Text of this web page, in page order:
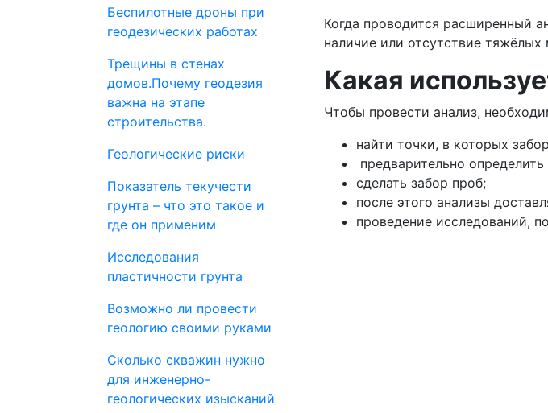
Беспилотные дроны при
геодезических работах
Трещины в стенах
домов.Почему геодезия
важна на этапе
строительства.
Геологические риски
Показатель текучести
грунта – что это такое и
где он применим
Исследования
пластичности грунта
Возможно ли провести
геологию своими руками
Сколько скважин нужно
для инженерно-
геологических изысканий
Когда проводится расширенный
наличие или отсутствие
Какая
Чтобы провести анализ,
найти точки, в которых
предварительно
сделать забор проб;
после этого анализы
проведение исследований,